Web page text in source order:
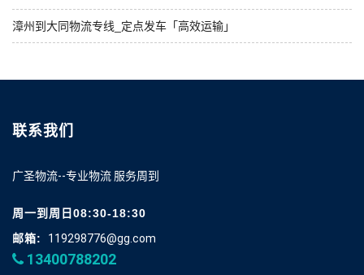
漳州到大同物流专线_定点发车「高效运输」
联系我们
广圣物流--专业物流 服务周到
周一到周日08:30-18:30
邮箱:
119298776@gg.com
13400788202